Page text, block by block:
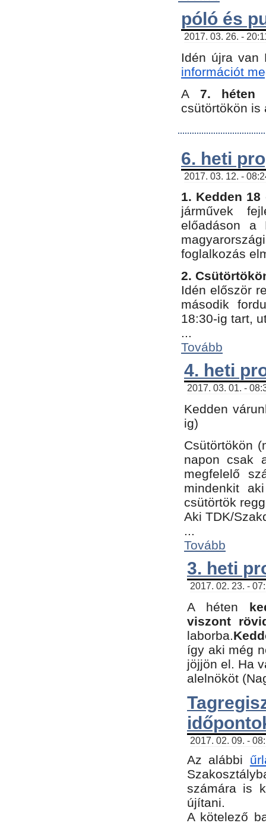
póló és
2017. 03. 26. -
Idén újra van
információt
A 7. héten
csütörtökön is
6. heti
2017. 03. 12. -
1. Kedden 18
járművek
előadáson a
foglalkozás
2.
Idén először
második
18:30-ig tart,
...
Tovább
4. heti
2017. 03. 01. -
Kedden
ig)
Csütörtökön
napon csak
megfelelő
mindenkit
csütörtök
Aki TDK/
...
Tovább
3. heti
2017. 02. 23. -
A héten
viszont
laborba.
így aki még
jöjjön el. Ha
alelnököt
2017. 02. 09. -
Az alábbi
számára is
újítani.
​A kötelező